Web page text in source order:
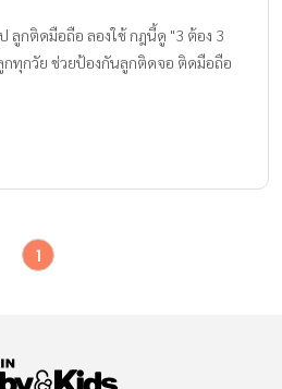
กติดมือถือ ลองใช้ กฎนี้ดู "3 ต้อง 3
กทุกวัย ช่วยป้องกันลูกติดจอ ติดมือถือ
1